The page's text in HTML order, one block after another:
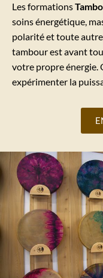
Les formations
soins énergétique,
polarité et toute
tambour est avant
votre propre énergie.
expérimenter la